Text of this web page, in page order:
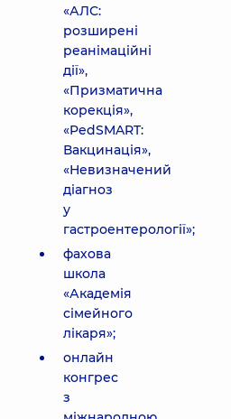
«АЛС:
розширені
реанімаційні
дії»,
«Призматична
корекція»,
«PedSMART:
Вакцинація»,
«Невизначений
діагноз
у
гастроентерології»;
фахова
школа
«Академія
сімейного
лікаря»;
онлайн
конгрес
з